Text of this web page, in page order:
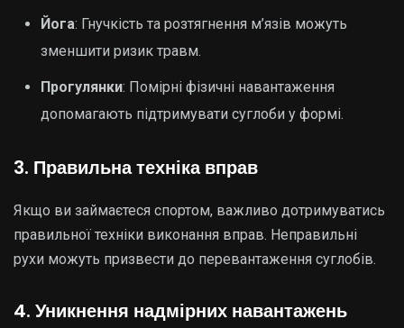
Йога: Гнучкість та розтягнення м’язів можуть
зменшити ризик травм.
Прогулянки: Помірні фізичні навантаження
допомагають підтримувати суглоби у формі.
3. Правильна техніка вправ
Якщо ви займаєтеся спортом, важливо дотримуватись
правильної техніки виконання вправ. Неправильні
рухи можуть призвести до перевантаження суглобів.
4. Уникнення надмірних навантажень